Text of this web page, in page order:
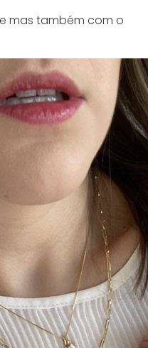
mas também com o